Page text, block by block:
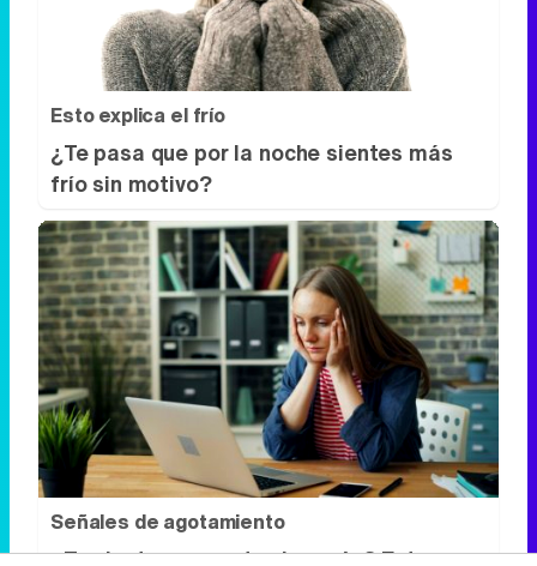
Esto explica el frío
¿Te pasa que por la noche sientes más
frío sin motivo?
Señales de agotamiento
¿Te sientes cansado sin razón? Estas